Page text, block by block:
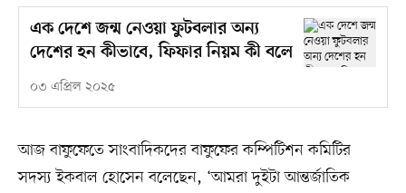
এক দেশে জন্ম নেওয়া ফুটবলার অন্য
দেশের হন কীভাবে, ফিফার নিয়ম কী বলে
০৩ এপ্রিল ২০২৫
আজ বাফুফেতে সাংবাদিকদের বাফুফের কম্পিটিশন কমিটির
সদস্য ইকবাল হোসেন বলেছেন, ‘আমরা দুইটা আন্তর্জাতিক